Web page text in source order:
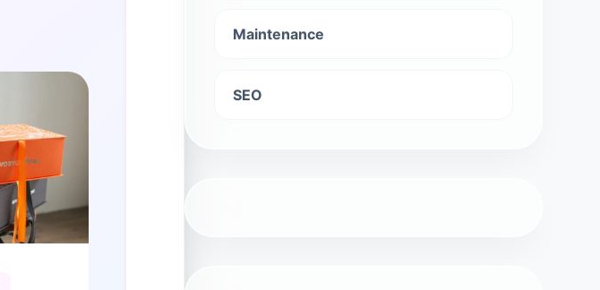
Maintenance
SEO